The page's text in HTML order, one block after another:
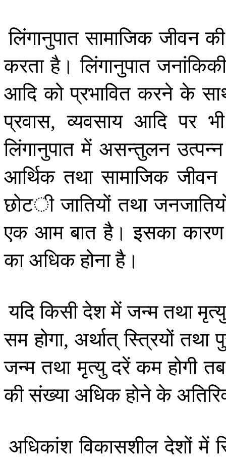
लिंगानुपात सामाजिक जीवन की
करता है। लिंगानुपात
आदि को प्रभावित करने के
प्रवास,व्यवसाय आदि पर भी
लिंगानुपात में असन्तुलन उत्पन्न
आर्थिक तथा सामाजिक जीवन
छोटी जातियों तथा
एक आम बात है। इसका कारण
का अधिकहोनाहै।
यदिकिसीदेशमेंजन्मतथामृत्यु
सम होगा, अर्थात् स्त्रियों तथा
जन्म तथा मृत्यु दरें कम होगी तब
कीसंख्या अधिकहोनेके
अधिकांश विकासशील देशों में